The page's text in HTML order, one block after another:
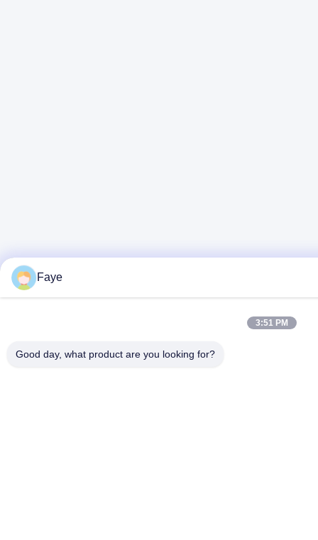
Faye
3:51 PM
Good day, what product are you looking for?